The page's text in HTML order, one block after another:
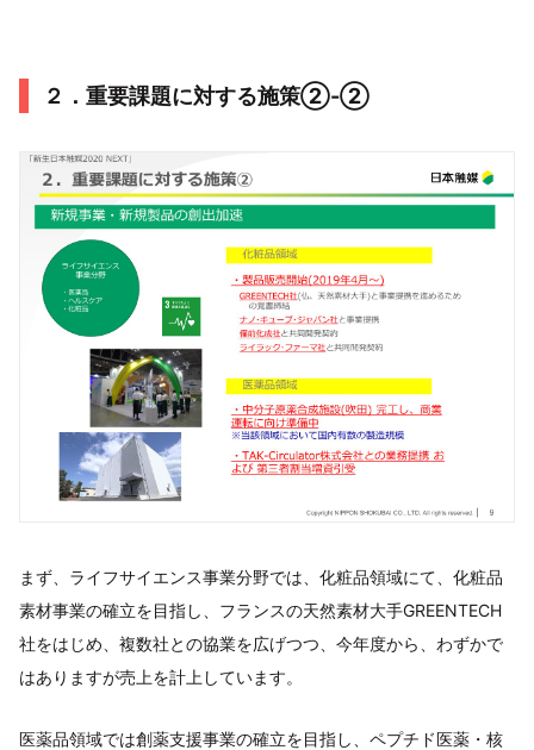
２．重要課題に対する施策②-②
まず、ライフサイエンス事業分野では、化粧品領域にて、化粧品
素材事業の確立を目指し、フランスの天然素材大手GREENTECH
社をはじめ、複数社との協業を広げつつ、今年度から、わずかで
はありますが売上を計上しています。
医薬品領域では創薬支援事業の確立を目指し、ペプチド医薬・核